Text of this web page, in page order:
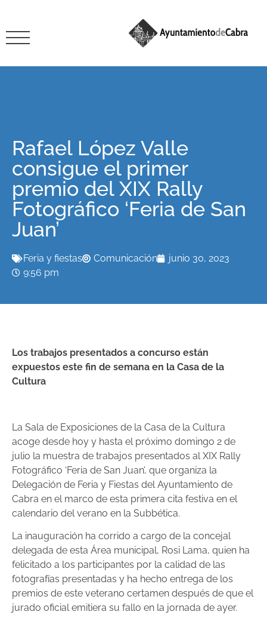
Rafael López Valle
consigue el primer
premio del XIX Rally
Fotográfico ‘Feria de San
Juan’
Feria y fiestas Comunicación
junio 30, 2023
9:56 pm
Los trabajos presentados a concurso están
expuestos este fin de semana en la Casa de la
Cultura
La Sala de Exposiciones de la Casa de la Cultura
acoge desde hoy y hasta el próximo domingo 2 de
julio la muestra de trabajos presentados al XIX Rally
Fotográfico ‘Feria de San Juan’, que organiza la
Delegación de Feria y Fiestas del Ayuntamiento de
Cabra en el marco de esta primera cita festiva en el
calendario del verano en la Subbética.
La inauguración ha corrido a cargo de la concejal
delegada de esta Área municipal, Rosi Lama, quien ha
felicitado a los participantes por la calidad de las
fotografías presentadas y ha hecho entrega de los
premios de este veterano certamen después de que el
jurado oficial emitiera su fallo en la jornada de ayer.